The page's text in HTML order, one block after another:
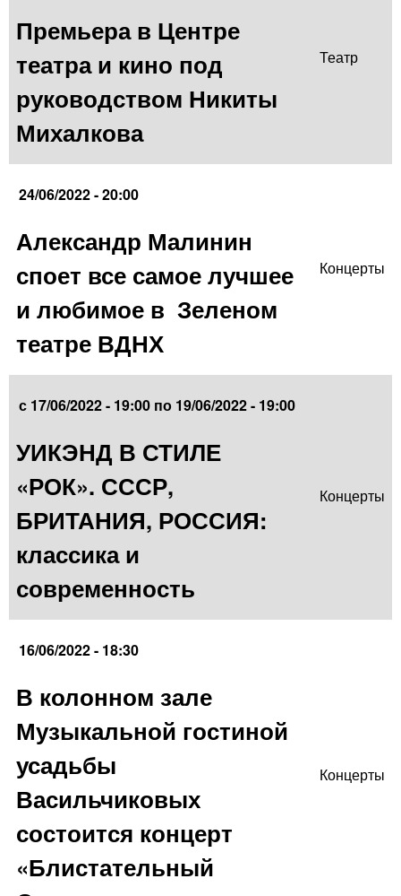
Премьера в Центре
театра и кино под
руководством Никиты
Михалкова
Театр
24/06/2022 - 20:00
Александр Малинин
споет все самое лучшее
и любимое в Зеленом
театре ВДНХ
Концерты
с 17/06/2022 - 19:00 по 19/06/2022 - 19:00
УИКЭНД В СТИЛЕ
«РОК». СССР,
БРИТАНИЯ, РОССИЯ:
классика и
современность
Концерты
16/06/2022 - 18:30
В колонном зале
Музыкальной гостиной
усадьбы
Васильчиковых
состоится концерт
«Блистательный
Концерты